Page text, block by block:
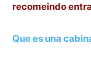
recomeindo
Que es una